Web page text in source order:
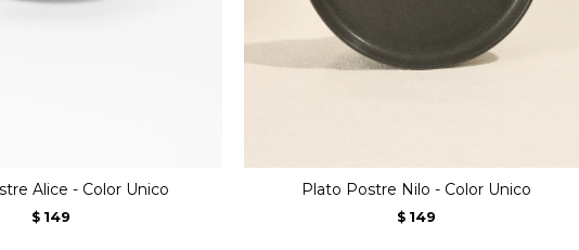
Alice - Color Unico
$ 149
Plato Postre Nilo - Color Unico
$ 149